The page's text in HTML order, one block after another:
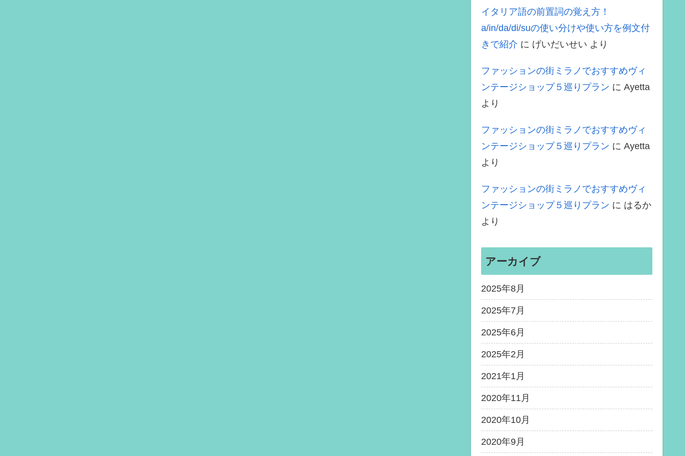
イタリア語の前置詞の覚え方！
a/in/da/di/suの使い分けや使い方を例文付
きで紹介 に げいだいせい より
ファッションの街ミラノでおすすめヴィ
ンテージショップ５巡りプラン に Ayetta
より
ファッションの街ミラノでおすすめヴィ
ンテージショップ５巡りプラン に Ayetta
より
ファッションの街ミラノでおすすめヴィ
ンテージショップ５巡りプラン に はるか
より
アーカイブ
2025年8月
2025年7月
2025年6月
2025年2月
2021年1月
2020年11月
2020年10月
2020年9月